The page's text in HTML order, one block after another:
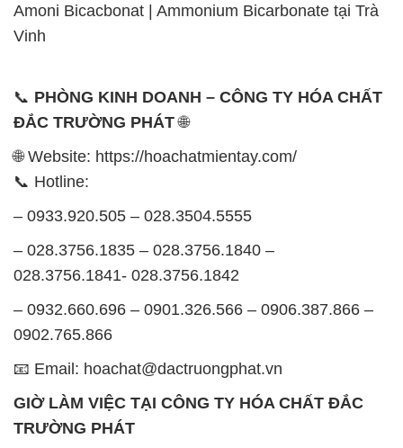
Amoni Bicacbonat | Ammonium Bicarbonate tại Trà
Vinh
📞 PHÒNG KINH DOANH – CÔNG TY HÓA CHẤT
ĐẮC TRƯỜNG PHÁT🌐
🌐 Website: https://hoachatmientay.com/
📞 Hotline:
– 0933.920.505 – 028.3504.5555
– 028.3756.1835 – 028.3756.1840 –
028.3756.1841- 028.3756.1842
– 0932.660.696 – 0901.326.566 – 0906.387.866 –
0902.765.866
📧 Email: hoachat@dactruongphat.vn
GIỜ LÀM VIỆC TẠI CÔNG TY HÓA CHẤT ĐẮC
TRƯỜNG PHÁT